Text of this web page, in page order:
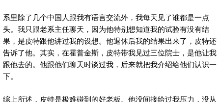
系里除了几个中国人跟我有语言交流外，我每天见了谁都是一点
头。我只跟老系主任聊天，因为他特别想知道我的试验有没有结
果，是皮特跟他讲过我的设想。他退休后我的结果出来了，皮特还
告诉了他。其实，在霍普金斯，皮特带我见过三位院士，是他让我
跟他去的。他跟他们聊天时谈过我，后来就把我介绍给他们认识一
下。
综上所述，皮特是极难碰到的好老板。他没间接给过我压力，没从